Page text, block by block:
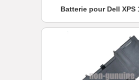
Batterie pour Dell XPS